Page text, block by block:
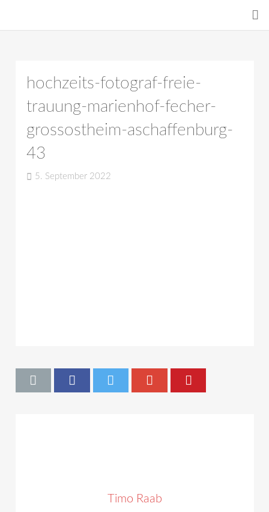
hochzeits-fotograf-freie-
trauung-marienhof-fecher-
grossostheim-aschaffenburg-
43
5. September 2022
Timo Raab